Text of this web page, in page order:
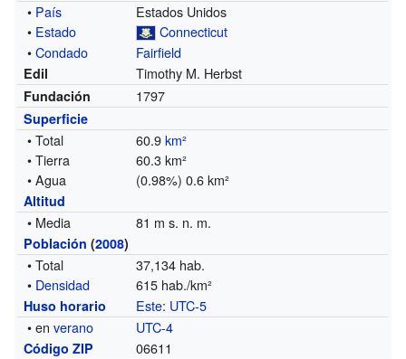
• País
Estados Unidos
• Estado
Connecticut
•Condado Fairfield
Edil Timothy M. Herbst
Fundación 1797
Superficie
• Total 60.9km²
• Tierra
60.3 km²
• Agua
(0.98%) 0.6 km²
Altitud
• Media 81 m s. n. m.
Población (2008)
• Total
37,134 hab.
• Densidad 615 hab./km²
Huso horario Este: UTC-5
• enverano UTC-4
Código ZIP 06611